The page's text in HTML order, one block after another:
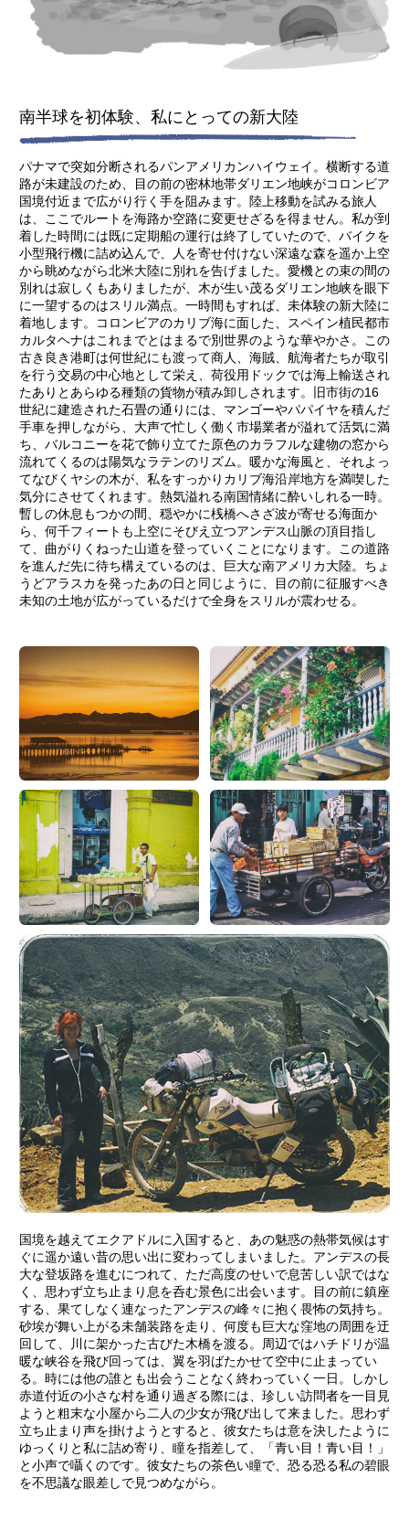
南半球を初体験、私にとっての新大陸
パナマで突如分断されるパンアメリカンハイウェイ。横断する道
路が未建設のため、目の前の密林地帯ダリエン地峡がコロンビア
国境付近まで広がり行く手を阻みます。陸上移動を試みる旅人
は、ここでルートを海路か空路に変更せざるを得ません。私が到
着した時間には既に定期船の運行は終了していたので、バイクを
小型飛行機に詰め込んで、人を寄せ付けない深遠な森を遥か上空
から眺めながら北米大陸に別れを告げました。愛機との束の間の
別れは寂しくもありましたが、木が生い茂るダリエン地峡を眼下
に一望するのはスリル満点。一時間もすれば、未体験の新大陸に
着地します。コロンビアのカリブ海に面した、スペイン植民都市
カルタヘナはこれまでとはまるで別世界のような華やかさ。この
古き良き港町は何世紀にも渡って商人、海賊、航海者たちが取引
を行う交易の中心地として栄え、荷役用ドックでは海上輸送され
たありとあらゆる種類の貨物が積み卸しされます。旧市街の16
世紀に建造された石畳の通りには、マンゴーやパパイヤを積んだ
手車を押しながら、大声で忙しく働く市場業者が溢れて活気に満
ち、バルコニーを花で飾り立てた原色のカラフルな建物の窓から
流れてくるのは陽気なラテンのリズム。暖かな海風と、それよっ
てなびくヤシの木が、私をすっかりカリブ海沿岸地方を満喫した
気分にさせてくれます。熱気溢れる南国情緒に酔いしれる一時。
暫しの休息もつかの間、穏やかに桟橋へさざ波が寄せる海面か
ら、何千フィートも上空にそびえ立つアンデス山脈の頂目指し
て、曲がりくねった山道を登っていくことになります。この道路
を進んだ先に待ち構えているのは、巨大な南アメリカ大陸。ちょ
うどアラスカを発ったあの日と同じように、目の前に征服すべき
未知の土地が広がっているだけで全身をスリルが震わせる。
国境を越えてエクアドルに入国すると、あの魅惑の熱帯気候はす
ぐに遥か遠い昔の思い出に変わってしまいました。アンデスの長
大な登坂路を進むにつれて、ただ高度のせいで息苦しい訳ではな
く、思わず立ち止まり息を呑む景色に出会います。目の前に鎮座
する、果てしなく連なったアンデスの峰々に抱く畏怖の気持ち。
砂埃が舞い上がる未舗装路を走り、何度も巨大な窪地の周囲を迂
回して、川に架かった古びた木橋を渡る。周辺ではハチドリが温
暖な峡谷を飛び回っては、翼を羽ばたかせて空中に止まってい
る。時には他の誰とも出会うことなく終わっていく一日。しかし
赤道付近の小さな村を通り過ぎる際には、珍しい訪問者を一目見
ようと粗末な小屋から二人の少女が飛び出して来ました。思わず
立ち止まり声を掛けようとすると、彼女たちは意を決したように
ゆっくりと私に詰め寄り、瞳を指差して、「青い目！青い目！」
と小声で囁くのです。彼女たちの茶色い瞳で、恐る恐る私の碧眼
を不思議な眼差しで見つめながら。